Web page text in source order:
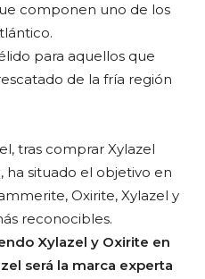
componen uno de los
para aquellos que
de la fría región
tras comprar Xylazel
ha situado el objetivo en
Oxirite, Xylazel y
reconocibles.
Xylazel y Oxirite en
será la marca experta